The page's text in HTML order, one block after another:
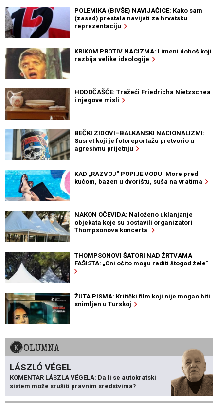
POLEMIKA (BIVŠE) NAVIJAČICE: Kako sam
(zasad) prestala navijati za hrvatsku
reprezentaciju
KRIKOM PROTIV NACIZMA: Limeni doboš koji
razbija velike ideologije
HODOČAŠĆE: Tražeći Friedricha Nietzschea
i njegove misli
BEČKI ZIDOVI–BALKANSKI NACIONALIZMI:
Susret koji je fotoreportažu pretvorio u
agresivnu prijetnju
KAD „RAZVOJ“ POPIJE VODU: More pred
kućom, bazen u dvorištu, suša na vratima
NAKON OČEVIDA: Naloženo uklanjanje
objekata koje su postavili organizatori
Thompsonova koncerta
THOMPSONOVI ŠATORI NAD ŽRTVAMA
FAŠISTA: „Oni očito mogu raditi štogod žele“
ŽUTA PISMA: Kritički film koji nije mogao biti
snimljen u Turskoj
KOLUMNA
LÁSZLÓ VÉGEL
KOMENTAR LÁSZLA VÉGELA: Da li se autokratski
sistem može srušiti pravnim sredstvima?